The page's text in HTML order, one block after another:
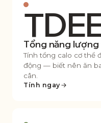
Tổng năng
Tính tổng calo cơ thể
động — biết nên ăn
cân.
Tính ngay